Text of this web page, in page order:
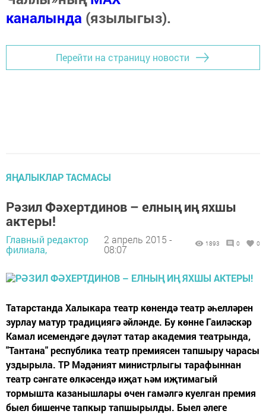
каналында (язылыгыз).
Перейти на страницу новости
ЯҢАЛЫКЛАР ТАСМАСЫ
Рәзил Фәхертдинов – елның иң яхшы
актеры!
Главный редактор
филиала,
2 апрель 2015 -
08:07
1893 0 0
Татарстанда Халыкара театр көнендә театр әһелләрен
зурлау матур традициягә әйләнде. Бу көнне Гаиләскәр
Камал исемендәге дәүләт татар академия театрында,
"Тантана" республика театр премиясен тапшыру чарасы
уздырыла. ТР Мәдәният министрлыгы тарафыннан
театр сәнгате өлкәсендә иҗат һәм иҗтимагый
тормышта казанышлары өчен гамәлгә куелган премия
быел бишенче тапкыр тапшырылды. Быел әлеге